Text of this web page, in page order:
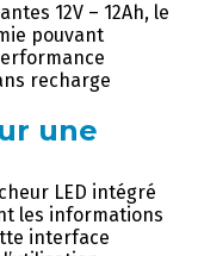
12V – 12Ah, le
pouvant
recharge
une
LED intégré
les informations
interface